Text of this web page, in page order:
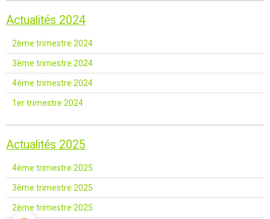
Actualités 2024
2ème trimestre 2024
3ème trimestre 2024
4ème trimestre 2024
1er trimestre 2024
Actualités 2025
4ème trimestre 2025
3ème trimestre 2025
2ème trimestre 2025